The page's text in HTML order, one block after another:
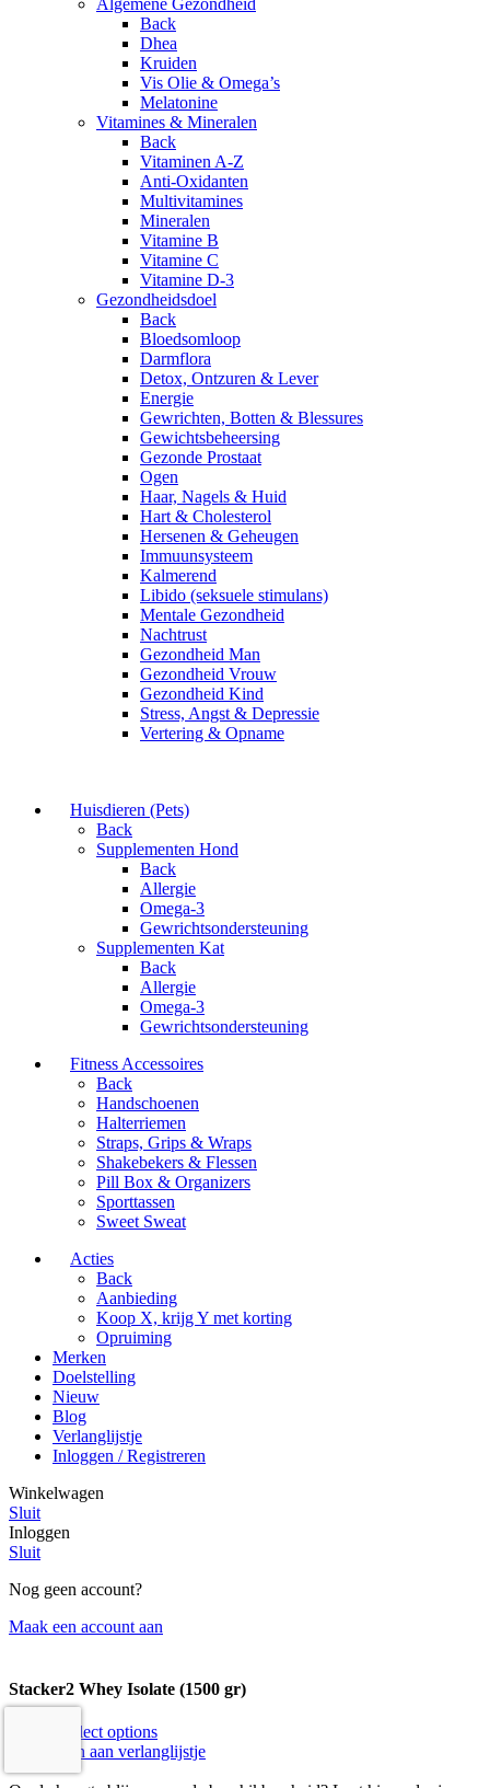
Back
Dhea
Kruiden
Vis Olie & Omega’s
Melatonine
Vitamines & Mineralen
Back
Vitaminen A-Z
Anti-Oxidanten
Multivitamines
Mineralen
Vitamine B
Vitamine C
Vitamine D-3
Gezondheidsdoel
Back
Bloedsomloop
Darmflora
Detox, Ontzuren & Lever
Energie
Gewrichten, Botten & Blessures
Gewichtsbeheersing
Gezonde Prostaat
Ogen
Haar, Nagels & Huid
Hart & Cholesterol
Hersenen & Geheugen
Immuunsysteem
Kalmerend
Libido (seksuele stimulans)
Mentale Gezondheid
Nachtrust
Gezondheid Man
Gezondheid Vrouw
Gezondheid Kind
Stress, Angst & Depressie
Vertering & Opname
Huisdieren (Pets)
Back
Supplementen Hond
Back
Allergie
Omega-3
Gewrichtsondersteuning
Supplementen Kat
Back
Allergie
Omega-3
Gewrichtsondersteuning
Fitness Accessoires
Back
Handschoenen
Halterriemen
Straps, Grips & Wraps
Shakebekers & Flessen
Pill Box & Organizers
Sporttassen
Sweet Sweat
Acties
Back
Aanbieding
Koop X, krijg Y met korting
Opruiming
Merken
Doelstelling
Nieuw
Blog
Verlanglijstje
Inloggen / Registreren
Winkelwagen
Sluit
Inloggen
Sluit
Nog geen account?
Maak een account aan
Stacker2 Whey Isolate (1500 gr)
Select options
Toevoegen aan verlanglijstje